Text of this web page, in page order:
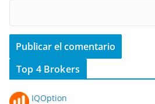
Top 4 Brokers
IQOption